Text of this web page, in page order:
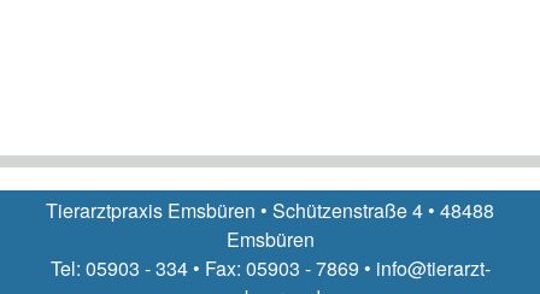
Tierarztpraxis Emsbüren • Schützenstraße 4 • 48488
Emsbüren
Tel: 05903 - 334 • Fax: 05903 - 7869 • info@tierarzt-